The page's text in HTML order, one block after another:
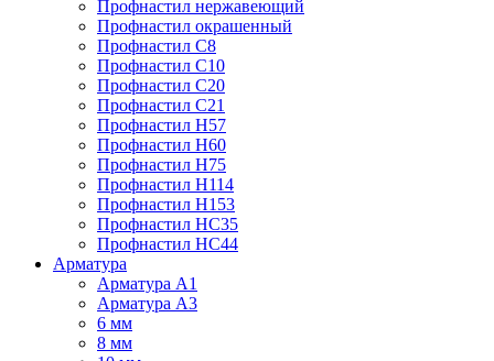
Профнастил нержавеющий
Профнастил окрашенный
Профнастил С8
Профнастил С10
Профнастил С20
Профнастил С21
Профнастил Н57
Профнастил Н60
Профнастил Н75
Профнастил Н114
Профнастил Н153
Профнастил НС35
Профнастил НС44
Арматура
Арматура А1
Арматура А3
6 мм
8 мм